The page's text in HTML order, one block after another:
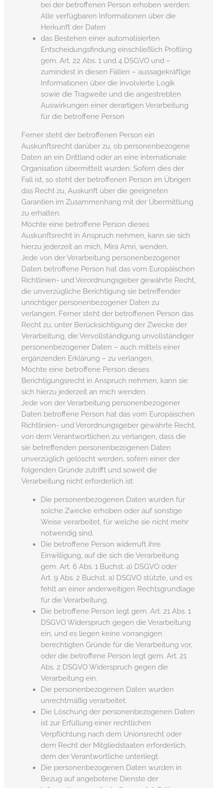
bei der betroffenen Person erhoben werden:
Alle verfügbaren Informationen über die
Herkunft der Daten
das Bestehen einer automatisierten
Entscheidungsfindung einschließlich Profiling
gem. Art. 22 Abs. 1 und 4 DSGVO und –
zumindest in diesen Fällen – aussagekräftige
Informationen über die involvierte Logik
sowie die Tragweite und die angestrebten
Auswirkungen einer derartigen Verarbeitung
für die betroffene Person
Ferner steht der betroffenen Person ein
Auskunftsrecht darüber zu, ob personenbezogene
Daten an ein Drittland oder an eine internationale
Organisation übermittelt wurden. Sofern dies der
Fall ist, so steht der betroffenen Person im Übrigen
das Recht zu, Auskunft über die geeigneten
Garantien im Zusammenhang mit der Übermittlung
zu erhalten.
Möchte eine betroffene Person dieses
Auskunftsrecht in Anspruch nehmen, kann sie sich
hierzu jederzeit an mich, Mira Amri, wenden.
Jede von der Verarbeitung personenbezogener
Daten betroffene Person hat das vom Europäischen
Richtlinien- und Verordnungsgeber gewährte Recht,
die unverzügliche Berichtigung sie betreffender
unrichtiger personenbezogener Daten zu
verlangen. Ferner steht der betroffenen Person das
Recht zu, unter Berücksichtigung der Zwecke der
Verarbeitung, die Vervollständigung unvollständiger
personenbezogener Daten – auch mittels einer
ergänzenden Erklärung – zu verlangen.
Möchte eine betroffene Person dieses
Berichtigungsrecht in Anspruch nehmen, kann sie
sich hierzu jederzeit an mich wenden.
Jede von der Verarbeitung personenbezogener
Daten betroffene Person hat das vom Europäischen
Richtlinien- und Verordnungsgeber gewährte Recht,
von dem Verantwortlichen zu verlangen, dass die
sie betreffenden personenbezogenen Daten
unverzüglich gelöscht werden, sofern einer der
folgenden Gründe zutrifft und soweit die
Verarbeitung nicht erforderlich ist:
Die personenbezogenen Daten wurden für
solche Zwecke erhoben oder auf sonstige
Weise verarbeitet, für welche sie nicht mehr
notwendig sind.
Die betroffene Person widerruft ihre
Einwilligung, auf die sich die Verarbeitung
gem. Art. 6 Abs. 1 Buchst. a) DSGVO oder
Art. 9 Abs. 2 Buchst. a) DSGVO stützte, und es
fehlt an einer anderweitigen Rechtsgrundlage
für die Verarbeitung.
Die betroffene Person legt gem. Art. 21 Abs. 1
DSGVO Widerspruch gegen die Verarbeitung
ein, und es liegen keine vorrangigen
berechtigten Gründe für die Verarbeitung vor,
oder die betroffene Person legt gem. Art. 21
Abs. 2 DSGVO Widerspruch gegen die
Verarbeitung ein.
Die personenbezogenen Daten wurden
unrechtmäßig verarbeitet.
Die Löschung der personenbezogenen Daten
ist zur Erfüllung einer rechtlichen
Verpflichtung nach dem Unionsrecht oder
dem Recht der Mitgliedstaaten erforderlich,
dem der Verantwortliche unterliegt.
Die personenbezogenen Daten wurden in
Bezug auf angebotene Dienste der